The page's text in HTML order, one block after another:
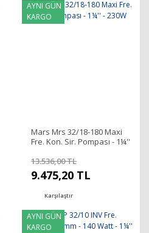
AYNI GÜN
KARGO
Mars Mrs 32/18-180 Maxi
Fre. Kon. Sir. Pompası - 1¼''
13.536,00 TL
9.475,20 TL
Karşılaştır
AYNI GÜN
KARGO